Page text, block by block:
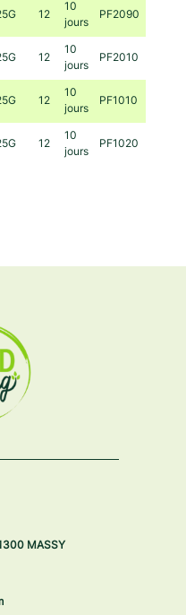
12
10
jours
PF2090
12
10
jours
PF2010
12
10
jours
PF1010
12
10
jours
PF1020
MASSY